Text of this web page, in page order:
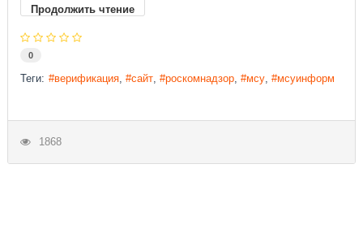
Продолжить чтение
0
Теги: верификация сайт роскомнадзор мсу мсуинформ
1868